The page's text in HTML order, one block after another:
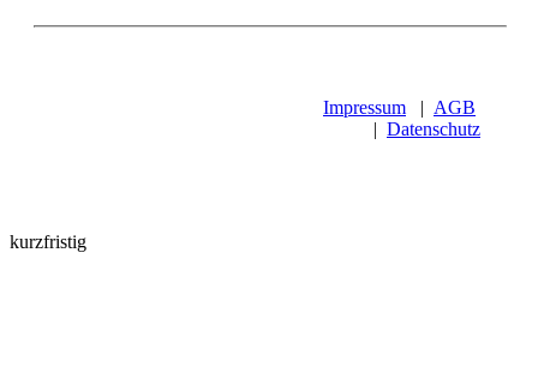
Impressum | AGB
| Datenschutz
kurzfristig